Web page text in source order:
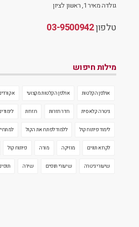
גולדה מאיר 1, ראשון לציון
טלפון03-9500942
מילות חיפוש
אולפן הקלטות אולפן הקלטות מקצועי
גיטרה קלאסית חדר חזרות חזרות
לימוד פיתוח קול ללמוד לפתח את הקול
לקרוא תווים מוזיקה מורה פיתוח קול
שיעורי גיטרה שיעורי תופים שירה